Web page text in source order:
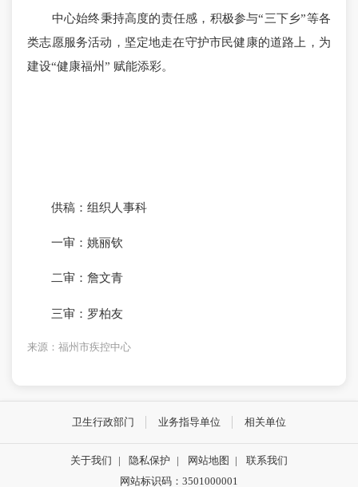
中心始终秉持高度的责任感，积极参与“三下乡”等各
类志愿服务活动，坚定地走在守护市民健康的道路上，为
建设“健康福州” 赋能添彩。
供稿：组织人事科
一审：姚丽钦
二审：詹文青
三审：罗柏友
来源：福州市疾控中心
卫生行政部门 业务指导单位 相关单位
关于我们 | 隐私保护 | 网站地图 |
联系我们
网站标识码：3501000001